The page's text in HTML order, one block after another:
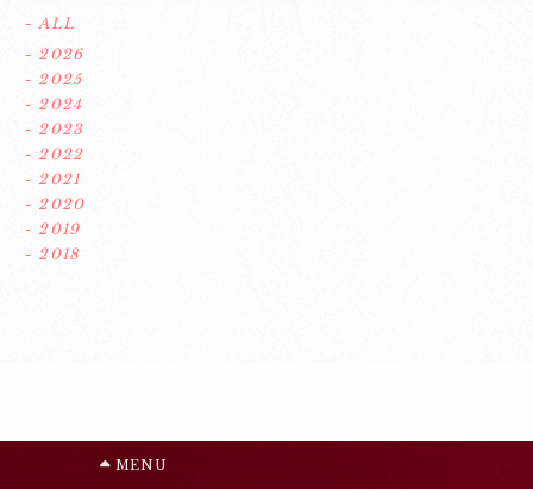
- ALL
- 2026
- 2025
- 2024
- 2023
- 2022
- 2021
- 2020
- 2019
- 2018
MENU